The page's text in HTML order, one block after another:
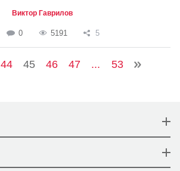
Виктор Гаврилов
0 5191 5
44 45 46 47 ... 53